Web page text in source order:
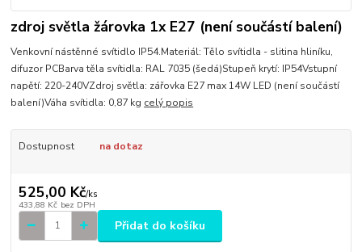
zdroj světla žárovka 1x E27 (není součástí balení)
Venkovní nástěnné svítidlo IP54.Materiál: Tělo svítidla - slitina hliníku,
difuzor PCBarva těla svítidla: RAL 7035 (šedá)Stupeň krytí: IP54Vstupní
napětí: 220-240VZdroj světla: zářovka E27 max 14W LED (není součástí
balení)Váha svítidla: 0,87 kg celý popis
Dostupnost na dotaz
525,00 Kč/ks
433,88 Kč bez DPH
Přidat do košíku